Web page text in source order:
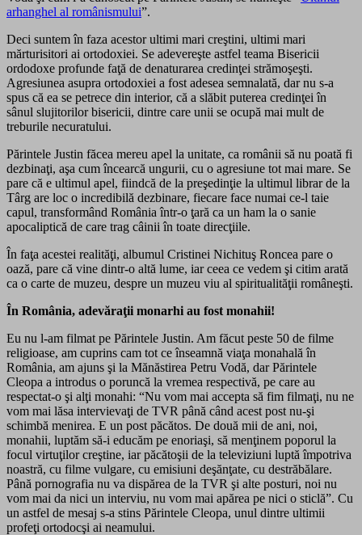
arhanghel al românismului”.
Deci suntem în faza acestor ultimi mari creştini, ultimi mari
mărturisitori ai ortodoxiei. Se adevereşte astfel teama Bisericii
ordodoxe profunde faţă de denaturarea credinţei strămoşeşti.
Agresiunea asupra ortodoxiei a fost adesea semnalată, dar nu s-a
spus că ea se petrece din interior, că a slăbit puterea credinţei în
sânul slujitorilor bisericii, dintre care unii se ocupă mai mult de
treburile necuratului.
Părintele Justin făcea mereu apel la unitate, ca românii să nu poată fi
dezbinaţi, aşa cum încearcă ungurii, cu o agresiune tot mai mare. Se
pare că e ultimul apel, fiindcă de la preşedinţie la ultimul librar de la
Târg are loc o incredibilă dezbinare, fiecare face numai ce-l taie
capul, transformând România într-o ţară ca un ham la o sanie
apocaliptică de care trag câinii în toate direcţiile.
În faţa acestei realităţi, albumul Cristinei Nichituş Roncea pare o
oază, pare că vine dintr-o altă lume, iar ceea ce vedem şi citim arată
ca o carte de muzeu, despre un muzeu viu al spiritualităţii româneşti.
În România, adevăraţii monarhi au fost monahii!
Eu nu l-am filmat pe Părintele Justin. Am făcut peste 50 de filme
religioase, am cuprins cam tot ce înseamnă viaţa monahală în
România, am ajuns şi la Mănăstirea Petru Vodă, dar Părintele
Cleopa a introdus o poruncă la vremea respectivă, pe care au
respectat-o şi alţi monahi: “Nu vom mai accepta să fim filmaţi, nu ne
vom mai lăsa intervievaţi de TVR până când acest post nu-şi
schimbă menirea. E un post păcătos. De două mii de ani, noi,
monahii, luptăm să-i educăm pe enoriaşi, să menţinem poporul la
focul virtuţilor creştine, iar păcătoşii de la televiziuni luptă împotriva
noastră, cu filme vulgare, cu emisiuni deşănţate, cu destrăbălare.
Până pornografia nu va dispărea de la TVR şi alte posturi, noi nu
vom mai da nici un interviu, nu vom mai apărea pe nici o sticlă”. Cu
un astfel de mesaj s-a stins Părintele Cleopa, unul dintre ultimii
profeţi ortodocşi ai neamului.